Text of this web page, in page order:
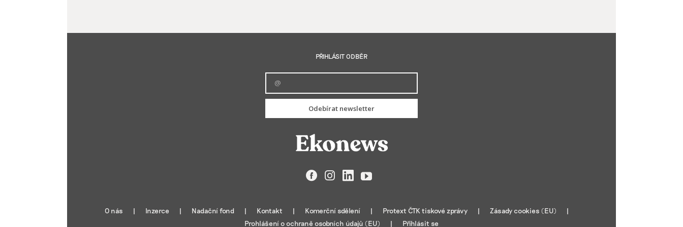
PŘIHLÁSIT ODBĚR
Odebírat newsletter
FacebookInstagramLinkedIn
YouTube
O nás Inzerce Nadační fond Kontakt Komerční sdělení Protext ČTK tiskové zprávy
Zásady cookies (EU)
Prohlášení o ochraně osobních údajů (EU)
Přihlásit se